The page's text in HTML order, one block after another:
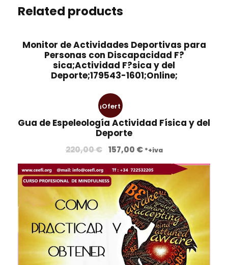
Related products
Monitor de Actividades Deportivas para
Personas con Discapacidad F?
sica;Actividad F?sica y del
Deporte;179543-1601;Online;
¡Ofert
a!
Gua de Espeleología Actividad Física y del
Deporte
220,00€ E
l
p
r
e
c
157,00 €E
l
p
r
e
c
i
o
a
*+iva